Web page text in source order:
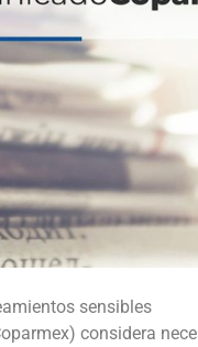
sensibles
considera